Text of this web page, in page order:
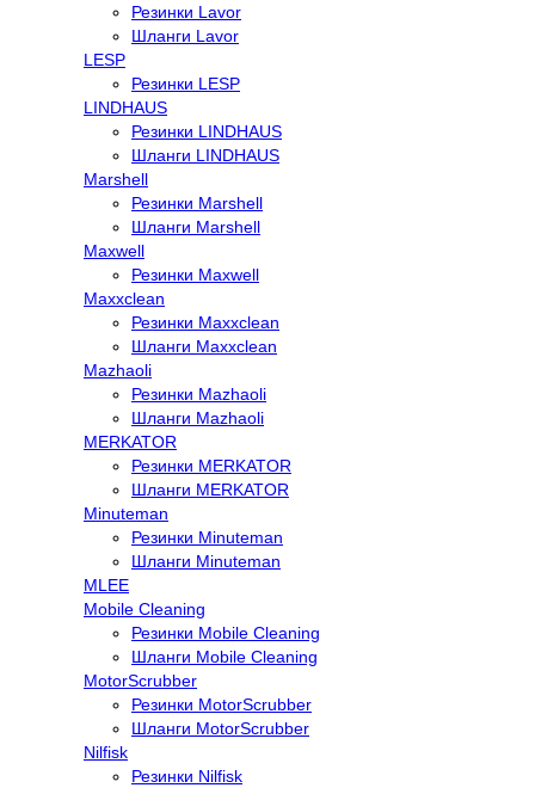
Резинки Lavor
Шланги Lavor
LESP
Резинки LESP
LINDHAUS
Резинки LINDHAUS
Шланги LINDHAUS
Marshell
Резинки Marshell
Шланги Marshell
Maxwell
Резинки Maxwell
Maxxclean
Резинки Maxxclean
Шланги Maxxclean
Mazhaoli
Резинки Mazhaoli
Шланги Mazhaoli
MERKATOR
Резинки MERKATOR
Шланги MERKATOR
Minuteman
Резинки Minuteman
Шланги Minuteman
MLEE
Mobile Cleaning
Резинки Mobile Cleaning
Шланги Mobile Cleaning
MotorScrubber
Резинки MotorScrubber
Шланги MotorScrubber
Nilfisk
Резинки Nilfisk